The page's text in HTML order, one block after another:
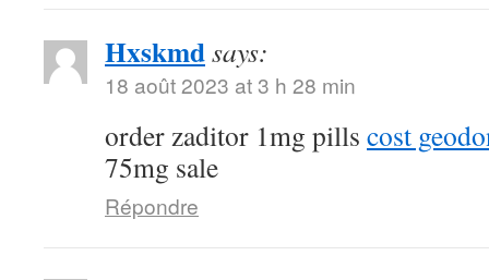
Hxskmdsays:
18 août 2023 at 3 h 28 min
order zaditor 1mg pills cost
75mg sale
Répondre